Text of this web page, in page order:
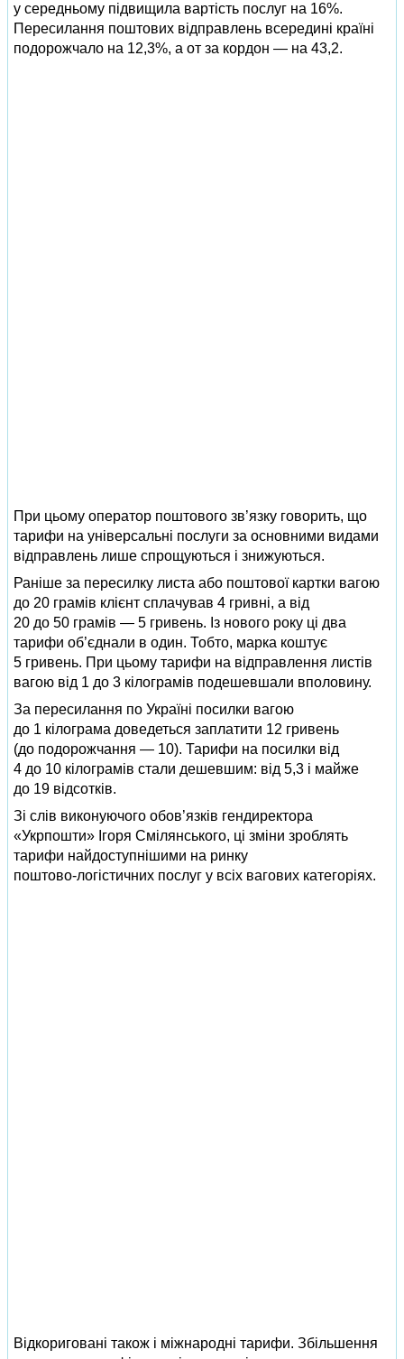
у середньому підвищила вартість послуг на 16%.
Пересилання поштових відправлень всередині країні
подорожчало на 12,3%, а от за кордон — на 43,2.
При цьому оператор поштового зв’язку говорить, що
тарифи на універсальні послуги за основними видами
відправлень лише спрощуються і знижуються.
Раніше за пересилку листа або поштової картки вагою
до 20 грамів клієнт сплачував 4 гривні, а від
20 до 50 грамів — 5 гривень. Із нового року ці два
тарифи об’єднали в один. Тобто, марка коштує
5 гривень. При цьому тарифи на відправлення листів
вагою від 1 до 3 кілограмів подешевшали вполовину.
За пересилання по Україні посилки вагою
до 1 кілограма доведеться заплатити 12 гривень
(до подорожчання — 10). Тарифи на посилки від
4 до 10 кілограмів стали дешевшим: від 5,3 і майже
до 19 відсотків.
Зі слів виконуючого обов’язків гендиректора
«Укрпошти» Ігоря Смілянського, ці зміни зроблять
тарифи найдоступнішими на ринку
поштово‑логістичних послуг у всіх вагових категоріях.
Відкориговані також і міжнародні тарифи. Збільшення